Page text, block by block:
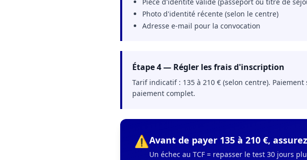
Photo d'identité récente (selon le centre)
Adresse e-mail pour la convocation
Étape 4 — Régler les frais d'inscription
Tarif indicatif : 135 à 210 € (selon centre).
paiement complet.
⚠️Avant de payer 135 à 210 €,
Un échec au TCF = repasser le test 30 jours